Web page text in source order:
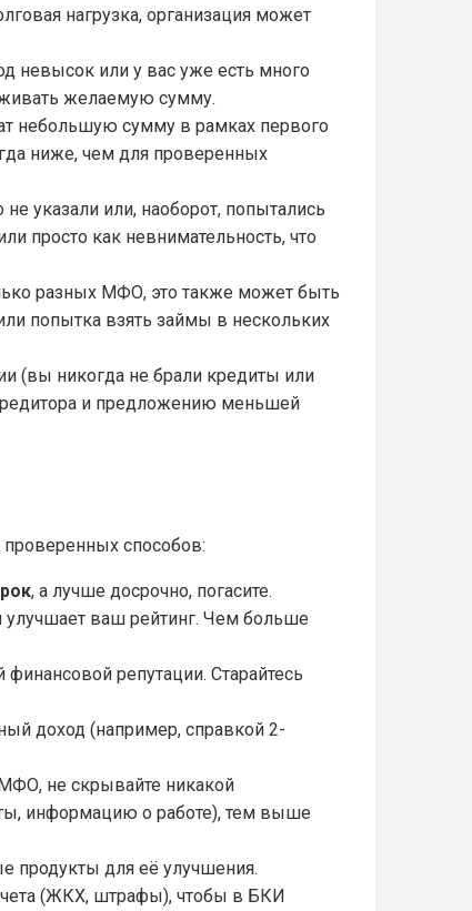
нагрузка, организация может
невысок или у вас уже есть много
желаемую сумму.
небольшую сумму в рамках первого
ниже, чем для проверенных
указали или, наоборот, попытались
просто как невнимательность, что
разных МФО, это также может быть
попытка взять займы в нескольких
(вы никогда не брали кредиты или
и предложению меньшей
способов:
, а лучше досрочно, погасите.
ваш рейтинг. Чем больше
репутации. Старайтесь
доход (например, справкой 2-
не скрывайте никакой
информацию о работе), тем выше
продукты для её улучшения.
(ЖКХ, штрафы), чтобы в БКИ